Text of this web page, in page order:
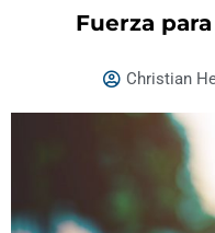
Fuerza
Christian